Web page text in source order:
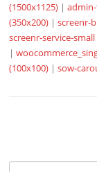
(1500x1125) |
(350x200) |screenr-
screenr-service-small
|
(100x100) |sow-